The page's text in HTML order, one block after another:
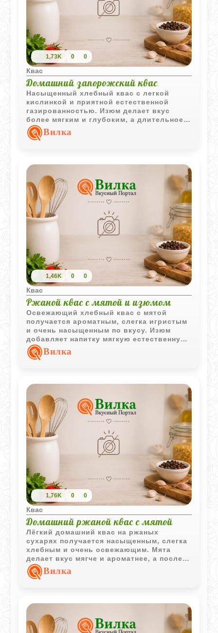
1,73K 0 0
Квас
Домашний запорожский квас
Насыщенный хлебный квас с легкой
кислинкой и приятной естественной
газированностью. Изюм делает вкус
более мягким и глубоким, а длительное
брожение придает напитку
выразительный домашний характер.
Вилка
1,46K 0 0
Квас
Ржаной квас с мятой и изюмом
Освежающий хлебный квас с мятой
получается ароматным, слегка игристым
и очень насыщенным по вкусу. Изюм
добавляет напитку мягкую естественную
газацию, а мята делает его особенно
приятным в охлажденном виде.
Вилка
1,76K 0 0
Квас
Домашний ржаной квас с мятой
Лёгкий домашний квас на ржаных
сухарях получается насыщенным, слегка
хлебным и очень освежающим. Мята
делает вкус мягче и ароматнее, а после
охлаждения напиток становится
особенно приятным в жаркую погоду.
Вилка